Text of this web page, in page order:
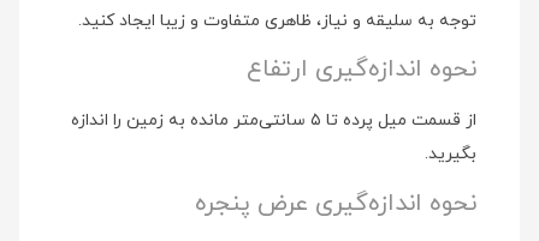
توجه به سلیقه و نیاز، ظاهری متفاوت و زیبا ایجاد کنید.
نحوه اندازه‌گیری ارتفاع
از قسمت میل پرده تا ۵ سانتی‌متر مانده به زمین را اندازه
بگیرید.
نحوه اندازه‌گیری عرض پنجره